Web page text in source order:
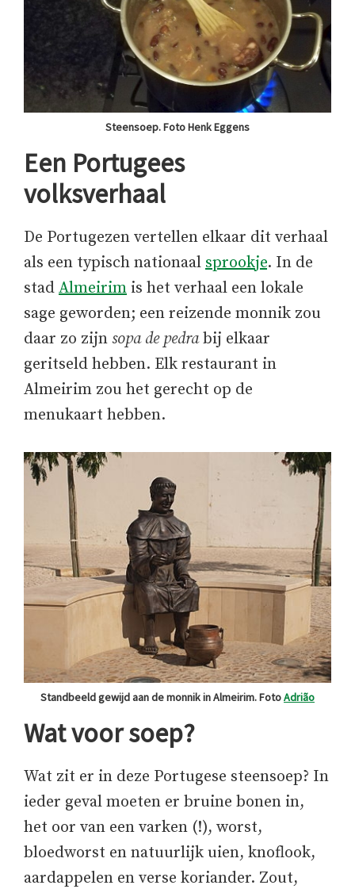
Steensoep. Foto Henk Eggens
Een Portugees
volksverhaal
De Portugezen vertellen elkaar dit verhaal
als een typisch nationaal sprookje. In de
stad Almeirim is het verhaal een lokale
sage geworden; een reizende monnik zou
daar zo zijn sopa de pedrabij elkaar
geritseld hebben. Elk restaurant in
Almeirim zou het gerecht op de
menukaart hebben.
Standbeeld gewijd aan de monnik in Almeirim. FotoAdrião
Wat voor soep?
Wat zit er in deze Portugese steensoep? In
ieder geval moeten er bruine bonen in,
het oor van een varken (!), worst,
bloedworst en natuurlijk uien, knoflook,
aardappelen en verse koriander. Zout,